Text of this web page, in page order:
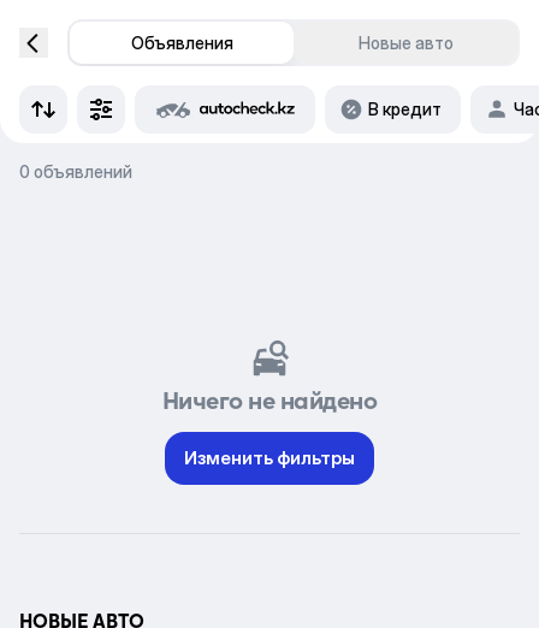
Объявления Новые авто
В кредит
0 объявлений
Ничего не найдено
Изменить фильтры
НОВЫЕ АВТО